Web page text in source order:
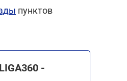
пунктов
-